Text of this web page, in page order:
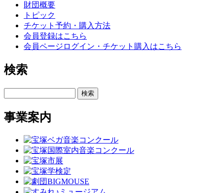
財団概要
トピック
チケット予約・購入方法
会員登録はこちら
会員ページログイン・チケット購入はこちら
検索
検索
事業案内